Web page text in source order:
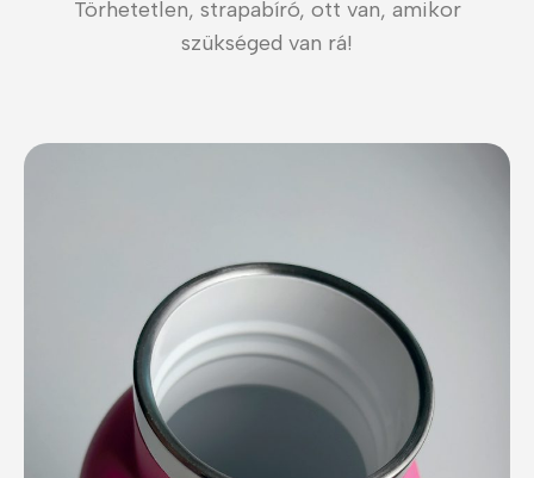
Törhetetlen, strapabíró, ott van, amikor
szükséged van rá!